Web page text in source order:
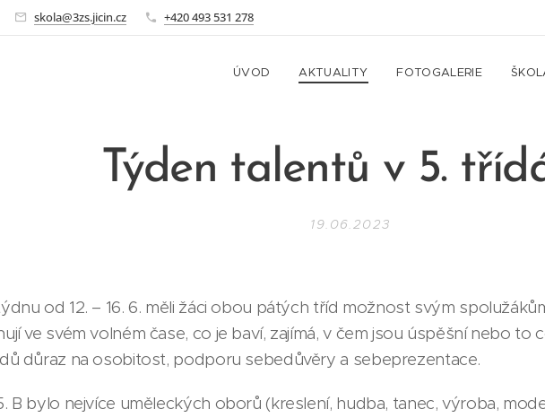
skola@3zs.jicin.cz +420 493 531 278
ÚVOD AKTUALITY FOTOGALERIE
Týden talentů v 5.
19.06.2023
od 12. – 16. 6. měli žáci obou pátých tříd možnost svým
ve svém volném čase, co je baví, zajímá, v čem jsou úspěšní nebo to
důraz na osobitost, podporu sebedůvěry a sebeprezentace.
B bylo nejvíce uměleckých oborů (kreslení, hudba, tanec, výroba,